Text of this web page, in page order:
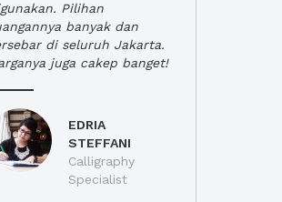
Pilihan
banyak dan
di seluruh Jakarta.
juga cakep banget!
EDRIA
STEFFANI
Calligraphy
Specialist